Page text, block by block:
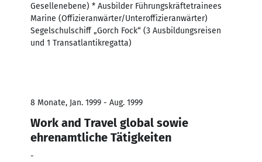
Gesellenebene) * Ausbilder Führungskräftetrainees
Marine (Offizieranwärter/Unteroffizieranwärter)
Segelschulschiff „Gorch Fock“ (3 Ausbildungsreisen
und 1 Transatlantikregatta)
8 Monate, Jan. 1999 - Aug. 1999
Work and Travel global sowie
ehrenamtliche Tätigkeiten
-